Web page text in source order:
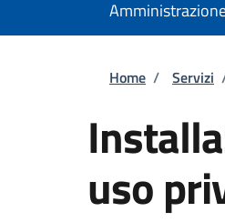
Home / Servizi
uso